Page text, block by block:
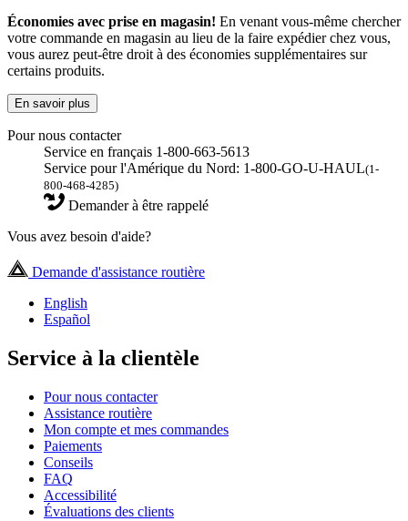
Économies avec prise en magasin! En venant vous-même chercher
votre commande en magasin au lieu de la faire expédier chez vous,
vous aurez peut-être droit à des économies supplémentaires sur
certains produits.
En savoir plus
Pour nous contacter
Service en français 1-800-663-5613
Service pour l'Amérique du Nord: 1-800-GO-U-HAUL(1-
800-468-4285)
Demander à être rappelé
Vous avez besoin d'aide?
Demande d'assistance routière
English
Español
Service à la clientèle
Pour nous contacter
Assistance routière
Mon compte et mes commandes
Paiements
Conseils
FAQ
Accessibilité
Évaluations des clients